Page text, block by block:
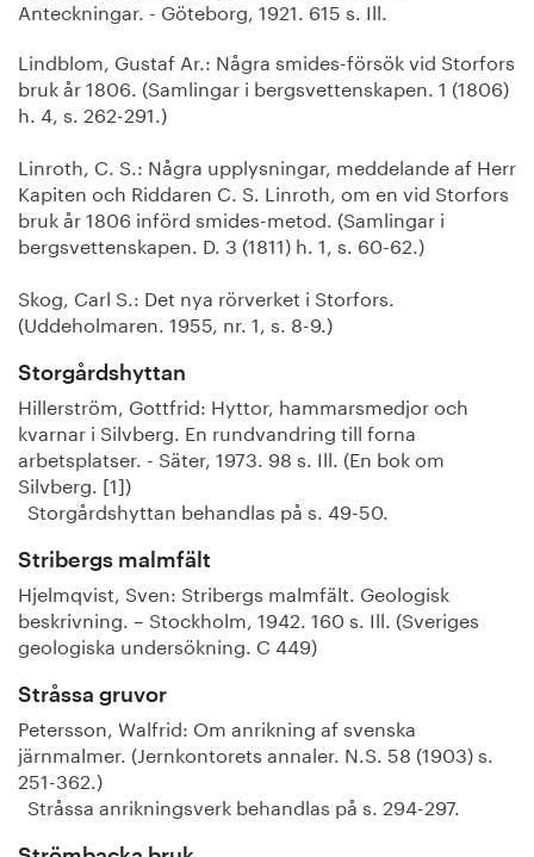
Anteckningar. - Göteborg, 1921. 615 s. Ill.
Lindblom, Gustaf Ar.: Några smides-försök vid Storfors
bruk år 1806. (Samlingar i bergsvettenskapen. 1 (1806)
h. 4, s. 262-291.)
Linroth, C. S.: Några upplysningar, meddelande af Herr
Kapiten och Riddaren C. S. Linroth, om en vid Storfors
bruk år 1806 införd smides-metod. (Samlingar i
bergsvettenskapen. D. 3 (1811) h. 1, s. 60-62.)
Skog, Carl S.: Det nya rörverket i Storfors.
(Uddeholmaren. 1955, nr. 1, s. 8-9.)
Storgårdshyttan
Hillerström, Gottfrid: Hyttor, hammarsmedjor och
kvarnar i Silvberg. En rundvandring till forna
arbetsplatser. - Säter, 1973. 98 s. Ill. (En bok om
Silvberg. [1])
Storgårdshyttan behandlas på s. 49-50.
Stribergs malmfält
Hjelmqvist, Sven: Stribergs malmfält. Geologisk
beskrivning. – Stockholm, 1942. 160 s. Ill. (Sveriges
geologiska undersökning. C 449)
Stråssa gruvor
Petersson, Walfrid: Om anrikning af svenska
järnmalmer. (Jernkontorets annaler. N.S. 58 (1903) s.
251-362.)
Stråssa anrikningsverk behandlas på s. 294-297.